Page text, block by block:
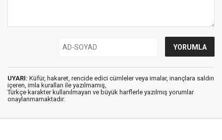
UYARI: Küfür, hakaret, rencide edici cümleler veya imalar, inançlara saldırı
içeren, imla kuralları ile yazılmamış,
Türkçe karakter kullanılmayan ve büyük harflerle yazılmış yorumlar
onaylanmamaktadır.